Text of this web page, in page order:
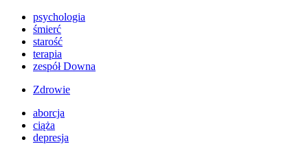
psychologia
śmierć
starość
terapia
zespół Downa
Zdrowie
aborcja
ciąża
depresja